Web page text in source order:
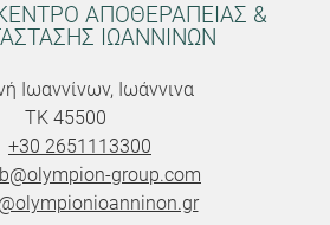
ΑΠΟΘΕΡΑΠΕΙΑΣ &
ΙΩΑΝΝΙΝΩΝ
Ιωαννίνων, Ιωάννινα
ΤΚ 45500
+30 2651113300
group.com